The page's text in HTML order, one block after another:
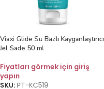
Viaxi Glide Su Bazlı Kayganlaştırıcı
Jel Sade 50 ml
Fiyatları görmek için giriş
yapın
SKU: PT-KC519